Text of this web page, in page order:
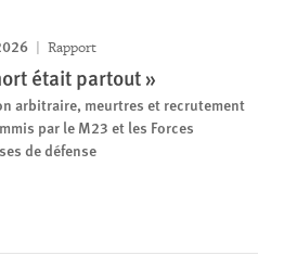
Rapport
était partout »
arbitraire, meurtres et recrutement
par le M23 et les Forces
de défense